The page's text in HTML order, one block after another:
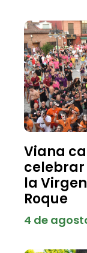
Viana
celebrar
la
Roque
4 de